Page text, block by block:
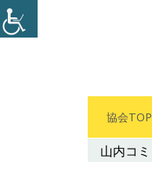
コ
ン
メ
イ
協会TOP
山内コ